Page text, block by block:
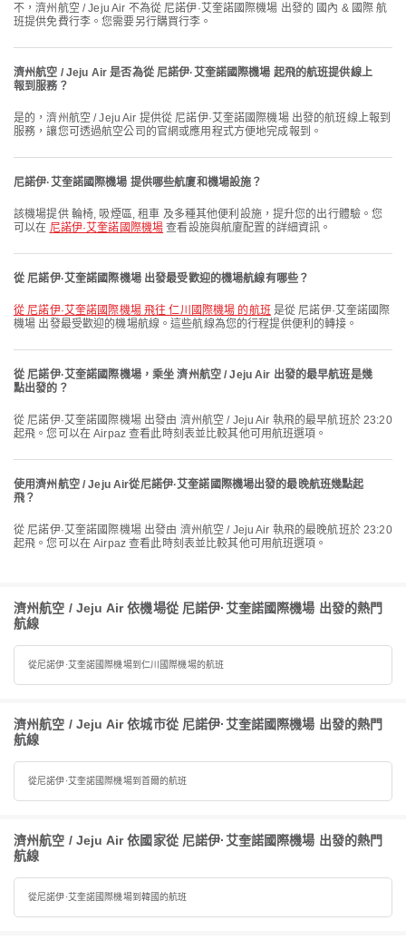
不，濟州航空 / Jeju Air 不為從 尼諾伊·艾奎諾國際機場 出發的 國內 & 國際 航
班提供免費行李。您需要另行購買行李。
濟州航空 / Jeju Air 是否為從 尼諾伊·艾奎諾國際機場 起飛的航班提供線上
報到服務？
是的，濟州航空 / Jeju Air 提供從 尼諾伊·艾奎諾國際機場 出發的航班線上報到
服務，讓您可透過航空公司的官網或應用程式方便地完成報到。
尼諾伊·艾奎諾國際機場 提供哪些航廈和機場設施？
該機場提供 輪椅, 吸煙區, 租車 及多種其他便利設施，提升您的出行體驗。您
可以在 尼諾伊·艾奎諾國際機場 查看設施與航廈配置的詳細資訊。
從 尼諾伊·艾奎諾國際機場 出發最受歡迎的機場航線有哪些？
從 尼諾伊·艾奎諾國際機場 飛往 仁川國際機場 的航班 是從 尼諾伊·艾奎諾國際
機場 出發最受歡迎的機場航線。這些航線為您的行程提供便利的轉接。
從 尼諾伊·艾奎諾國際機場，乘坐 濟州航空 / Jeju Air 出發的最早航班是幾
點出發的？
從 尼諾伊·艾奎諾國際機場 出發由 濟州航空 / Jeju Air 執飛的最早航班於 23:20
起飛。您可以在 Airpaz 查看此時刻表並比較其他可用航班選項。
使用濟州航空 / Jeju Air從尼諾伊·艾奎諾國際機場出發的最晚航班幾點起
飛？
從 尼諾伊·艾奎諾國際機場 出發由 濟州航空 / Jeju Air 執飛的最晚航班於 23:20
起飛。您可以在 Airpaz 查看此時刻表並比較其他可用航班選項。
濟州航空 / Jeju Air 依機場從 尼諾伊·艾奎諾國際機場 出發的熱門
航線
從尼諾伊·艾奎諾國際機場到仁川國際機場的航班
濟州航空 / Jeju Air 依城市從 尼諾伊·艾奎諾國際機場 出發的熱門
航線
從尼諾伊·艾奎諾國際機場到首爾的航班
濟州航空 / Jeju Air 依國家從 尼諾伊·艾奎諾國際機場 出發的熱門
航線
從尼諾伊·艾奎諾國際機場到韓國的航班